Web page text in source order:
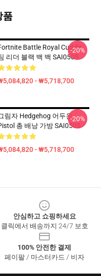
품
Battle Royal Cuddle
리더 블랙 백 백 SAI0505
- ₩5,718,700
-20%
림자 Hedgehog 어두운
총 배낭 가방 SAI0505
- ₩5,718,700
-20%
안심하고 쇼핑하세요
클릭에서 배송까지 24/7 보호
100% 안전한 결제
페이팔 / 마스터카드 / 비자